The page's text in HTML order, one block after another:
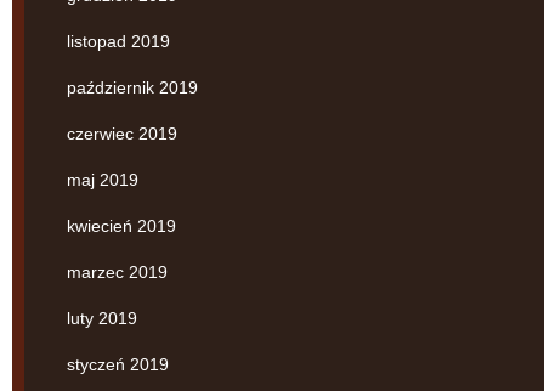
listopad 2019
październik 2019
czerwiec 2019
maj 2019
kwiecień 2019
marzec 2019
luty 2019
styczeń 2019